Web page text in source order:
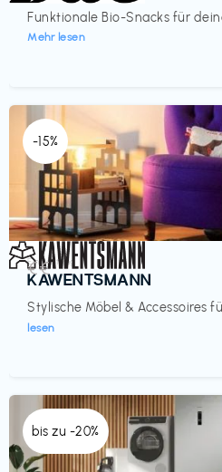
Funktionale Bio-Snacks für
Mehr lesen
-15%
Einrichtung
KAWENTSMANN
Stylische Möbel & Accessoires
lesen
€€‎
bis zu -20%